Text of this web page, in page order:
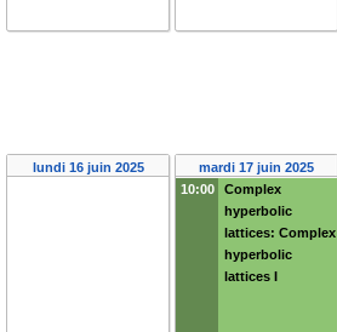
lundi 16 juin 2025
mardi 17 juin 2025
10:00
Complex
hyperbolic
lattices: Complex
hyperbolic
lattices I